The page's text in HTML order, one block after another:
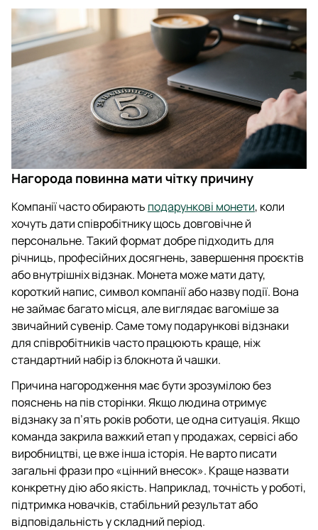
Нагорода повинна мати чітку причину
Компанії часто обирають подарункові монети, коли
хочуть дати співробітнику щось довговічне й
персональне. Такий формат добре підходить для
річниць, професійних досягнень, завершення проєктів
або внутрішніх відзнак. Монета може мати дату,
короткий напис, символ компанії або назву події. Вона
не займає багато місця, але виглядає вагоміше за
звичайний сувенір. Саме тому подарункові відзнаки
для співробітників часто працюють краще, ніж
стандартний набір із блокнота й чашки.
Причина нагородження має бути зрозумілою без
пояснень на пів сторінки. Якщо людина отримує
відзнаку за п’ять років роботи, це одна ситуація. Якщо
команда закрила важкий етап у продажах, сервісі або
виробництві, це вже інша історія. Не варто писати
загальні фрази про «цінний внесок». Краще назвати
конкретну дію або якість. Наприклад, точність у роботі,
підтримка новачків, стабільний результат або
відповідальність у складний період.